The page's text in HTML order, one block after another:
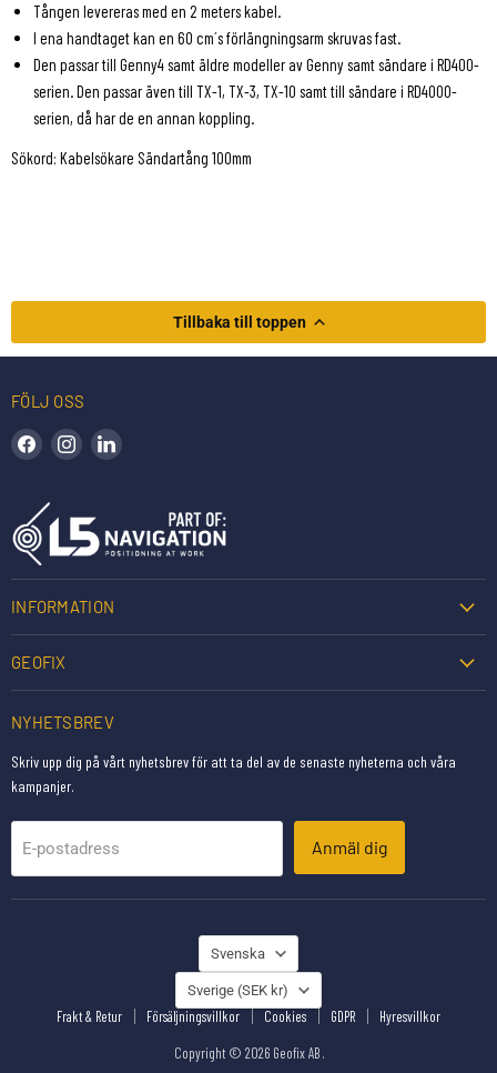
Tången levereras med en 2 meters kabel.
I ena handtaget kan en 60 cm´s förlängningsarm skruvas fast.
Den passar till Genny4 samt äldre modeller av Genny samt sändare i RD400-
serien. Den passar även till TX-1, TX-3, TX-10 samt till sändare i RD4000-
serien, då har de en annan koppling.
Sökord: Kabelsökare Sändartång 100mm
Tillbaka till toppen
FÖLJ OSS
Hitta oss på Facebook
Hitta oss på Instagram
INFORMATION
GEOFIX
NYHETSBREV
Skriv upp dig på vårt nyhetsbrev för att ta del av de senaste nyheterna och våra
kampanjer.
E-postadress Anmäl dig
SPRÅK
Svenska
LAND
Sverige (SEK kr)
Frakt & Retur Försäljningsvillkor Cookies GDPR Hyresvillkor
Copyright © 2026 Geofix AB .